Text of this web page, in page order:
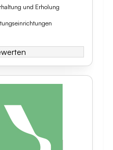
und Erholung